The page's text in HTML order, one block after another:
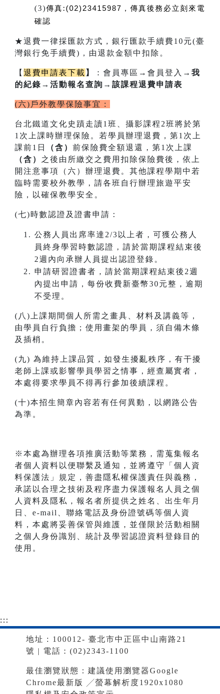
(3)傳真:(02)23415987，傳真後務必立刻來電
確認
★退費一律採匯款方式，銀行匯款手續費10元(臺
灣銀行免手續費)，由退款金額中扣除。
【 退費申請表下載 】 ：會員專區 → 會員登入 →我
的紀錄→活動報名查詢→該課程退費申請表
(六)戶外教學保險事宜：
台北鐵道文化史蹟走讀1班、攝影課程2班將於第
1次上課時辦理保險。若學員辦理退費，第1次上
課前1日
（含） 前保險費全額退還，第1次上課
（含） 之後由所繳交之費用扣除保險費後，依上
開注意事項（六）辦理退費。其他課程學期中若
臨時需要校外教學，請各班自行辦理旅遊平安
險，以確保教學安全。
(七)時數認證及證書申請：
公務人員出席率達2/3以上者，可獲公務人
員終身學習時數認證，請於當期課程結束後
2週內向承辦人員提出認證登錄。
申請研習證書者，請於當期課程結束後2週
內提出申請，每份收費新臺幣30元整，逾期
不受理。
(八)上課期間個人所需之畫具、材料及講義等，
由學員自行負擔；使用畫架的學員，須自備木條
及插梢。
(九) 為維持上課品質，如發生擾亂秩序，有干擾
老師上課或影響學員學習之情事，經查屬實者，
本處得要求學員不得再行參加後續課程。
(十)本招生簡章內容若有任何異動，以網路公告
為準。
※本處為辦理各項推廣活動等業務，需蒐集報名
者個人資料以便聯繫及通知，並將遵守「個人資
料保護法」規定，善盡隱私權保護責任與義務，
承諾以合理之技術及程序盡力保護報名人員之個
人資料及隱私，報名者所提供之姓名、出生年月
日、e-mail、聯絡電話及身份證號碼等個人資
料，本處將妥善保管與維護，並僅限於活動相關
之個人身份識別、統計及學習認證資料登錄目的
使用。
:::
地址：100012- 臺北市中正區中山南路21
號 | 電話：(02)2343-1100
最佳瀏覽狀態：建議使用瀏覽器Google
Chrome最新版 ╱螢幕解析度1920x1080